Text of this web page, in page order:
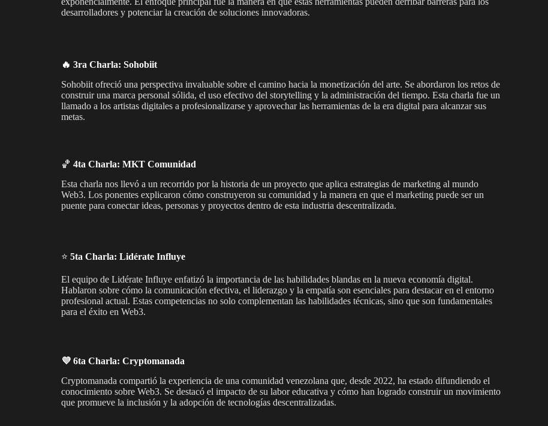
desarrolladores y potenciar la creación de soluciones innovadoras.
🔥 3ra Charla: Sohobiit
Sohobiit ofreció una perspectiva invaluable sobre el camino hacia la monetización del arte. Se abordaron los retos de
construir una marca personal sólida, el uso efectivo del storytelling y la administración del tiempo. Esta charla fue un
llamado a los artistas digitales a profesionalizarse y aprovechar las herramientas de la era digital para alcanzar sus
metas.
🏀 4ta Charla: MKT Comunidad
Esta charla nos llevó a un recorrido por la historia de un proyecto que aplica estrategias de marketing al mundo
Web3. Los ponentes explicaron cómo construyeron su comunidad y la manera en que el marketing puede ser un
puente para conectar ideas, personas y proyectos dentro de esta industria descentralizada.
⭐️ 5ta Charla: Lidérate Influye
El equipo de Lidérate Influye enfatizó la importancia de las habilidades blandas en la nueva economía digital.
Hablaron sobre cómo la comunicación efectiva, el liderazgo y la empatía son esenciales para destacar en el entorno
profesional actual. Estas competencias no solo complementan las habilidades técnicas, sino que son fundamentales
para el éxito en Web3.
💜 6ta Charla: Cryptomanada
Cryptomanada compartió la experiencia de una comunidad venezolana que, desde 2022, ha estado difundiendo el
conocimiento sobre Web3. Se destacó el impacto de su labor educativa y cómo han logrado construir un movimiento
que promueve la inclusión y la adopción de tecnologías descentralizadas.